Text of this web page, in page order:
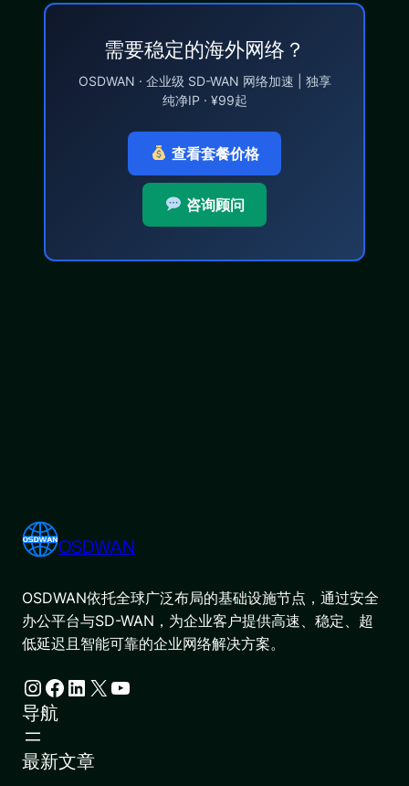
需要稳定的海外网络？
OSDWAN · 企业级 SD-WAN 网络加速 | 独享
纯净IP · ¥99起
查看套餐价格
咨询顾问
OSDWAN
OSDWAN依托全球广泛布局的基础设施节点，通过安全
办公平台与SD-WAN，为企业客户提供高速、稳定、超
低延迟且智能可靠的企业网络解决方案。
Instagram Facebook LinkedIn X YouTube
导航
最新文章